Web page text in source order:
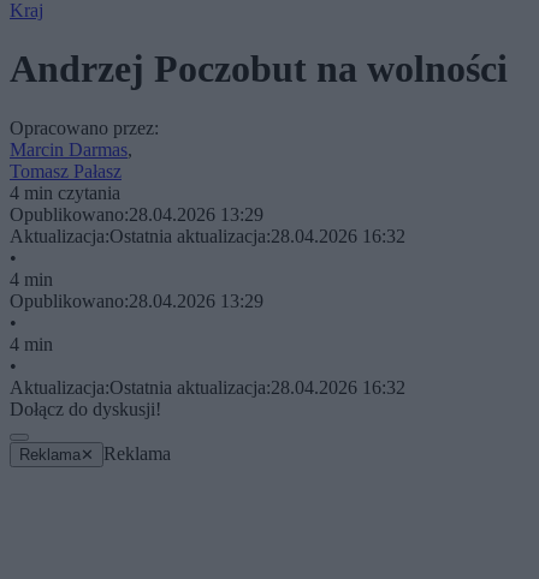
Kraj
Andrzej Poczobut na wolności
Opracowano przez:
Marcin Darmas,
Tomasz Pałasz
4 min czytania
Opublikowano:28.04.2026 13:29
Aktualizacja:Ostatnia aktualizacja:28.04.2026 16:32
•
4 min
Opublikowano:28.04.2026 13:29
•
4 min
•
Aktualizacja:Ostatnia aktualizacja:28.04.2026 16:32
Dołącz do dyskusji!
Reklama ✕ Reklama